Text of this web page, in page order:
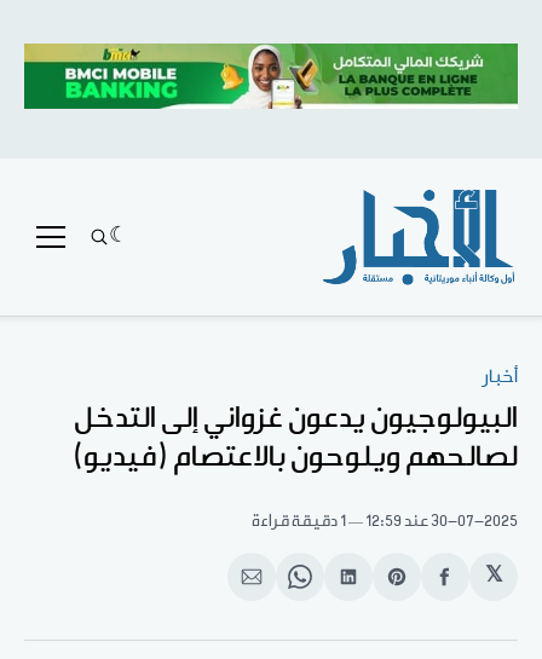
أخبار
البيولوجيون يدعون غزواني إلى التدخل
لصالحهم ويلوحون بالاعتصام (فيديو)
30-07-2025 عند 12:59 1 دقيقة قراءة
𝕏
انشر
الفيسبوك
Share
Pinterest
انشر
لينكد
Share
WhatsApp
انشر
الإيميل